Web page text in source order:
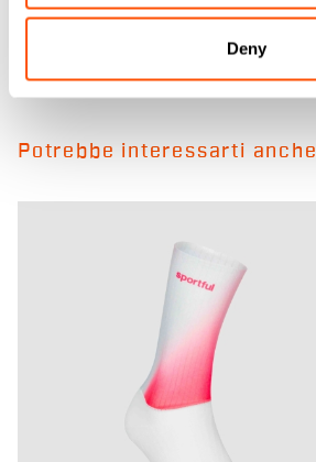
Deny
Potrebbe interessarti anche